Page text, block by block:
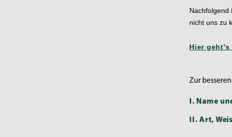
Nachfolgend
nicht uns zu
Hier geht's
Zur
I. Name
II. Art,